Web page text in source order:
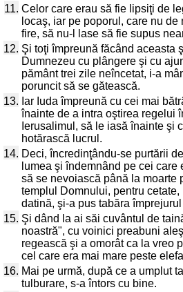
11. Celor care erau să fie lipsiţi de
locaş, iar pe poporul, care nu
fire, să nu-l lase să fie supus
12. Şi toţi împreună făcând aceasta
Dumnezeu cu plângere şi cu
pământ trei zile neîncetat, i-a
poruncit să se gătească.
13. Iar Iuda împreună cu cei mai
înainte de a intra oştirea regelui
Ierusalimul, să le iasă înainte şi
hotărască lucrul.
14. Deci, încredinţându-se purtării
lumea şi îndemnând pe cei care
să se nevoiască până la moarte
templul Domnului, pentru
datină, şi-a pus tabăra
15. Şi dând la ai săi cuvântul de
noastră", cu voinici preabuni
regească şi a omorât ca la vreo
cel care era mai mare peste
16. Mai pe urmă, după ce a umplut
tulburare, s-a întors cu bine.